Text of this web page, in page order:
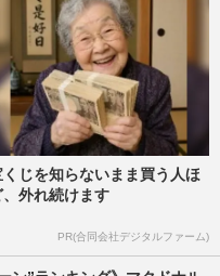
くじを知らないまま買う人ほ
、外れ続けます
PR(合同会社デジタルファーム)